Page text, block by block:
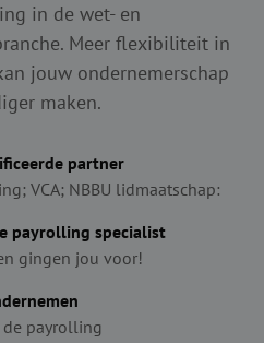
in de wet- en
Meer flexibiliteit in
jouw ondernemerschap
maken.
partner
VCA; NBBU lidmaatschap:
payrolling specialist
gingen jou voor!
payrolling